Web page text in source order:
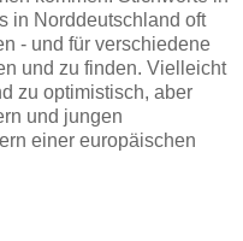
in Norddeutschland oft
- und für verschiedene
und zu finden. Vielleicht
zu optimistisch, aber
und jungen
einer europäischen